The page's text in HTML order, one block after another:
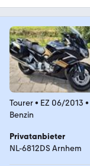
Tourer• EZ 06/2013 •
Benzin
Privatanbieter
NL-6812DS Arnhem